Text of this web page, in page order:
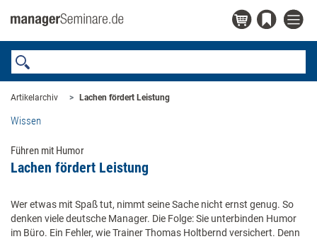
Artikelarchiv Lachen fördert Leistung
Wissen
Führen mit Humor
Lachen fördert Leistung
Wer etwas mit Spaß tut, nimmt seine Sache nicht ernst genug. So
denken viele deutsche Manager. Die Folge: Sie unterbinden Humor
im Büro. Ein Fehler, wie Trainer Thomas Holtbernd versichert. Denn